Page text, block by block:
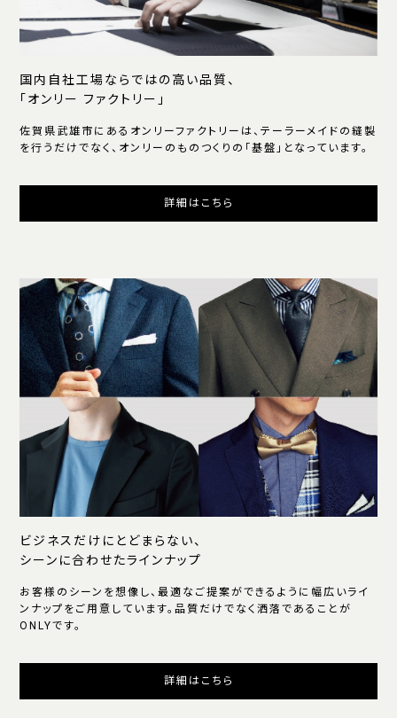
国内自社工場ならではの高い品質、
「オンリー ファクトリー」
佐賀県武雄市にあるオンリーファクトリーは、テーラーメイドの縫製
を行うだけでなく、オンリーのものつくりの「基盤」となっています。
詳細はこちら
ビジネスだけにとどまらない、
シーンに合わせたラインナップ
お客様のシーンを想像し、最適なご提案ができるように幅広いライ
ンナップをご用意しています。品質だけでなく洒落であることが
ONLYです。
詳細はこちら